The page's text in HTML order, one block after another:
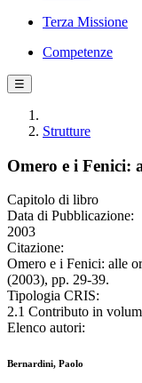
Terza Missione
Competenze
☰
Strutture
Omero e i Fenici:
Capitolo di libro
Data di Pubblicazione:
2003
Citazione:
Omero e i Fenici: alle
(2003), pp. 29-39.
Tipologia CRIS:
2.1 Contributo in
Elenco autori:
Bernardini, Paolo